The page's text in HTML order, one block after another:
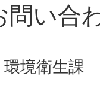
問い合
境衛生課